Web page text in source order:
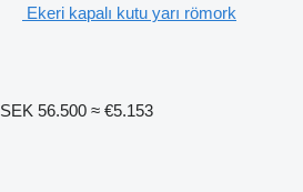
Ekeri kapalı kutu yarı römork
SEK 56.500 ≈ €5.153